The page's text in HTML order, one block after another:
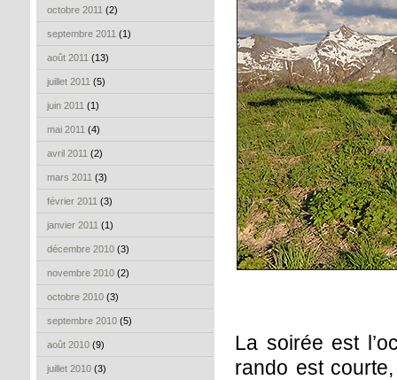
octobre 2011 (2)
septembre 2011 (1)
août 2011 (13)
juillet 2011 (5)
juin 2011 (1)
mai 2011 (4)
avril 2011 (2)
mars 2011 (3)
février 2011 (3)
janvier 2011 (1)
décembre 2010 (3)
novembre 2010 (2)
octobre 2010 (3)
septembre 2010 (5)
août 2010 (9)
juillet 2010 (3)
La soirée est
rando est